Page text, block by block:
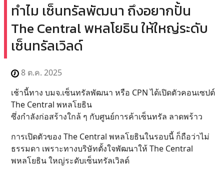
ทำไม เซ็นทรัลพัฒนา ถึงอยากปั้น
The Central พหลโยธิน ให้ใหญ่ระดับ
เซ็นทรัลเวิลด์
8 ต.ค. 2025
เช้านี้ทาง บมจ.เซ็นทรัลพัฒนา หรือ CPN ได้เปิดตัวคอนเซปต์
The Central พหลโยธิน
ซึ่งกำลังก่อสร้างใกล้ ๆ กับศูนย์การค้าเซ็นทรัล ลาดพร้าว
การเปิดตัวของ The Central พหลโยธินในรอบนี้ ก็ถือว่าไม่
ธรรมดา เพราะทางบริษัทตั้งใจพัฒนาให้ The Central
พหลโยธิน ใหญ่ระดับเซ็นทรัลเวิลด์